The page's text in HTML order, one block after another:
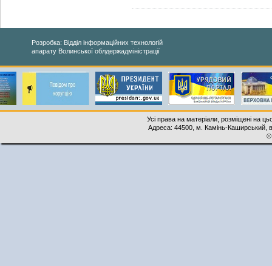
Розробка: Відділ інформаційних технологій
апарату Волинської облдержадміністрації
Усі права на матеріали, розміщені на
Адреса: 44500, м. Камінь-Каширський,
©